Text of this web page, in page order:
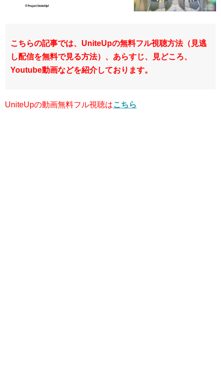
こちらの記事では、UniteUpの無料フル視聴方法（見逃
し配信を無料で見る方法）、あらすじ、見どころ、
Youtube動画などを紹介しております。
UniteUpの動画無料フル視聴はこちら